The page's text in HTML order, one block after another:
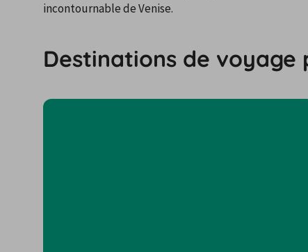
incontournable de Venise.
Destinations de voyage